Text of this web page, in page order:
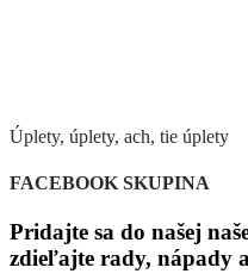
Úplety, úplety, ach, tie úplety
FACEBOOK SKUPINA
Pridajte sa do našej
zdieľajte rady, nápady